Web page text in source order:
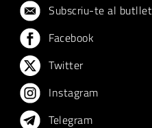
Subscriu-te al
Facebook
Twitter
Instagram
Telegram